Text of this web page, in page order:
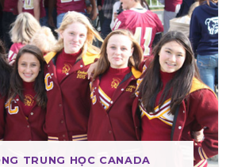
TRUNG HỌC CANADA